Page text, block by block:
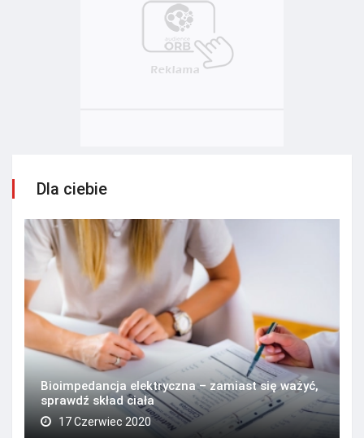
Dla ciebie
Bioimpedancja elektryczna – zamiast się ważyć,
sprawdź skład ciała
17 Czerwiec 2020